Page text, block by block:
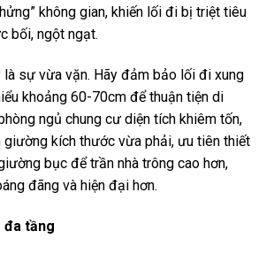
không gian, khiến lối đi bị triệt tiêu
bối, ngột ngạt.
là sự vừa vặn. Hãy đảm bảo lối đi xung
khoảng 60-70cm để thuận tiện di
ngủ chung cư diện tích khiêm tốn,
giường kích thước vừa phải, ưu tiên thiết
bục để trần nhà trông cao hơn,
đãng và hiện đại hơn.
đa tầng